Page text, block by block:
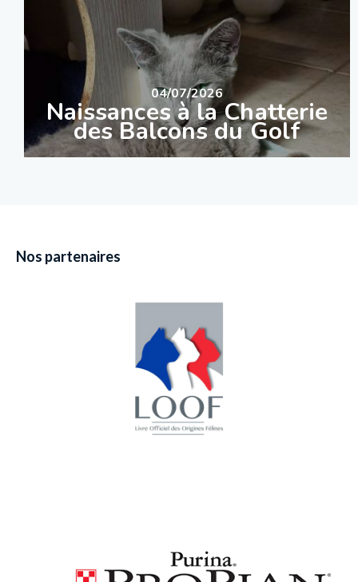
04/07/2026
Naissances à la Chatterie
des Balcons du Golf
Nos partenaires